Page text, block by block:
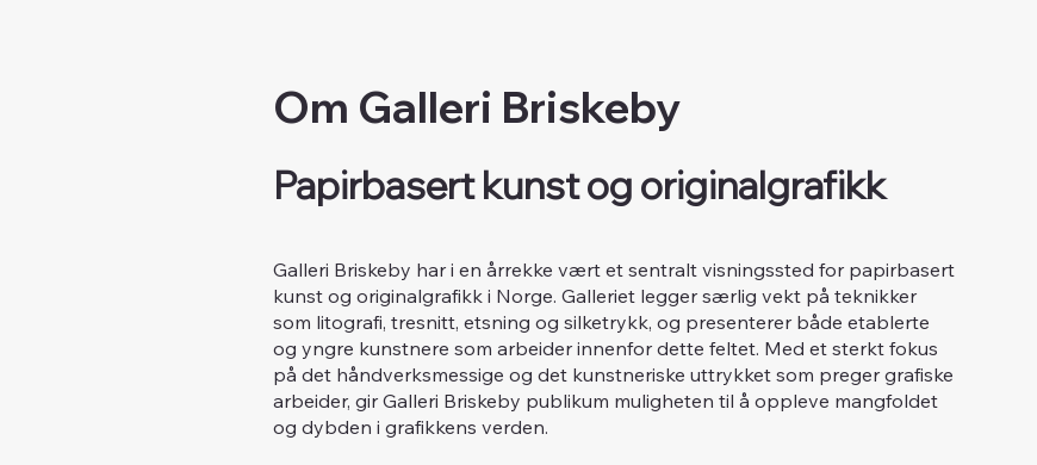
Om Galleri Briskeby
Papirbasert kunst og originalgrafikk
Galleri Briskeby har i en årrekke vært et sentralt visningssted for papirbasert
kunst og originalgrafikk i Norge. Galleriet legger særlig vekt på teknikker
som litografi, tresnitt, etsning og silketrykk, og presenterer både etablerte
og yngre kunstnere som arbeider innenfor dette feltet. Med et sterkt fokus
på det håndverksmessige og det kunstneriske uttrykket som preger grafiske
arbeider, gir Galleri Briskeby publikum muligheten til å oppleve mangfoldet
og dybden i grafikkens verden.